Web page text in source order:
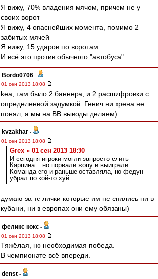
Я вижу, 70% владения мячом, причем не у
своих ворот
Я вижу, 4 опаснейших момента, помимо 2
забитых мячей
Я вижу, 15 ударов по воротам
И всё это против обычного "автобуса"
Bordo0706 -
01 сен 2013 18:08
kea, там было 2 баннера, и 2 расшифровки с
определенной задумкой. Генич ни хрена не
понял, а мы на ВВ выводы делаем)
kvzakhar -
01 сен 2013 18:08
Grex » 01 сен 2013 18:30
И сегодня игроки могли запросто слить
Карпина... но порвали жопу и выиграли.
Команда его и раньше оставляла, но федун
убрал по кой-то хуй.
думаю за те лички которые им не снились ни в
кубани, ни в европах они ему обязаны)
феликс кокс -
01 сен 2013 18:08
Тяжёлая, но необходимая победа.
В чемпионате всё впереди.
denst -